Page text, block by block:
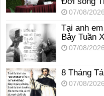
07/08/2026
Tại anh
Bảy Tuần
07/08/2026
8 Tháng
07/08/2026